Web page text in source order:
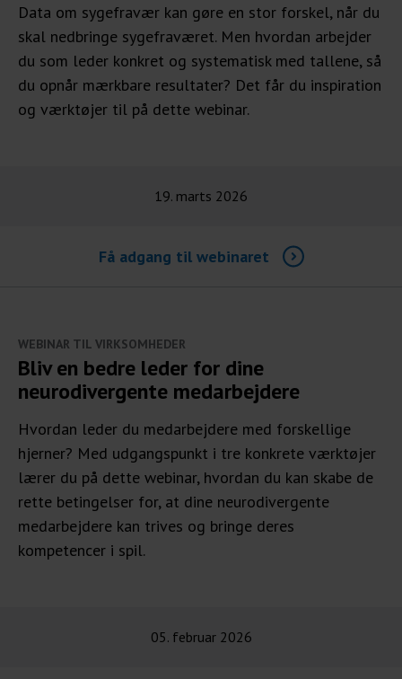
Data om sygefravær kan gøre en stor forskel, når du
skal nedbringe sygefraværet. Men hvordan arbejder
du som leder konkret og systematisk med tallene, så
du opnår mærkbare resultater? Det får du inspiration
og værktøjer til på dette webinar.
19. marts 2026
Få adgang til webinaret
WEBINAR TIL VIRKSOMHEDER
Bliv en bedre leder for dine
neurodivergente medarbejdere
Hvordan leder du medarbejdere med forskellige
hjerner? Med udgangspunkt i tre konkrete værktøjer
lærer du på dette webinar, hvordan du kan skabe de
rette betingelser for, at dine neurodivergente
medarbejdere kan trives og bringe deres
kompetencer i spil.
05. februar 2026